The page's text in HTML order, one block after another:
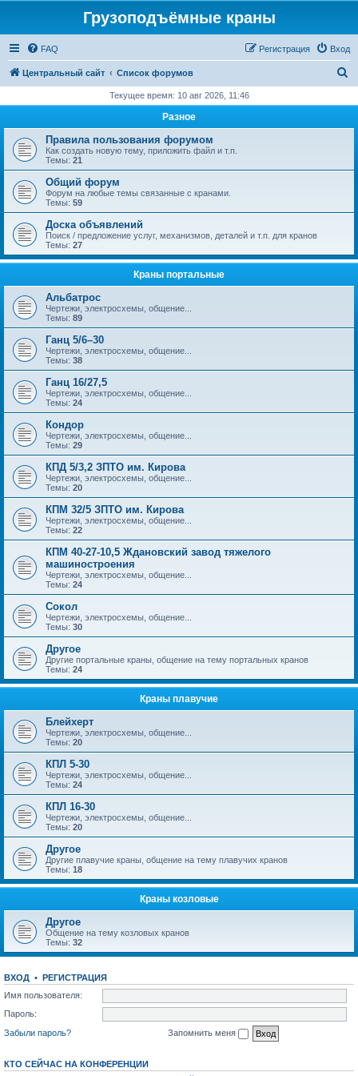
Грузоподъёмные краны
FAQ Вход
Регистрация
Центральный сайт Список форумов
с
Текущее время: 10 авг 2026, 11:46
Разное
Правила пользования форумом
Как создать новую тему, приложить файл и т.п.
Темы: 21
Общий форум
Форум на любые темы связанные с кранами.
Темы: 59
Доска объявлений
Поиск / предложение услуг, механизмов, деталей и т.п. для кранов
Темы: 27
Краны портальные
Альбатрос
Чертежи, электросхемы, общение...
Темы: 89
Ганц 5/6–30
Чертежи, электросхемы, общение...
Темы: 38
Ганц 16/27,5
Чертежи, электросхемы, общение...
Темы: 24
Кондор
Чертежи, электросхемы, общение...
Темы: 29
КПД 5/3,2 ЗПТО им. Кирова
Чертежи, электросхемы, общение...
Темы: 20
КПМ 32/5 ЗПТО им. Кирова
Чертежи, электросхемы, общение...
Темы: 22
КПМ 40-27-10,5 Ждановский завод тяжелого
машиностроения
Чертежи, электросхемы, общение...
Темы: 24
Сокол
Чертежи, электросхемы, общение...
Темы: 30
Другое
Другие портальные краны, общение на тему портальных кранов
Темы: 24
Краны плавучие
Блейхерт
Чертежи, электросхемы, общение...
Темы: 20
КПЛ 5-30
Чертежи, электросхемы, общение...
Темы: 24
КПЛ 16-30
Чертежи, электросхемы, общение...
Темы: 20
Другое
Другие плавучие краны, общение на тему плавучих кранов
Темы: 18
Краны козловые
Другое
Общение на тему козловых кранов
Темы: 32
ВХОД • РЕГИСТРАЦИЯ
Имя пользователя:
Пароль:
Забыли пароль?
Запомнить меня
КТО СЕЙЧАС НА КОНФЕРЕНЦИИ